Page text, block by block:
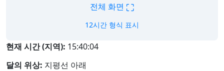
전체 화면 ⛶
12시간 형식 표시
현재 시간 (지역): 15:40:05
달의 위상: 지평선 아래